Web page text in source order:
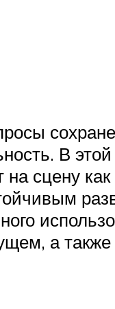
В этой
на сцену как
а